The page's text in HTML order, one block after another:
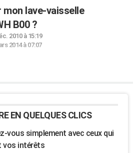
lave-vaisselle
B00 ?
2010 à 15:19
2014 à 07:07
EN QUELQUES CLICS
vous simplement avec ceux qui
vos intérêts